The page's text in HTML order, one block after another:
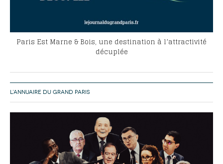
Paris Est Marne & Bois, une destination à l’attractivité
décuplée
L’ANNUAIRE DU GRAND PARIS